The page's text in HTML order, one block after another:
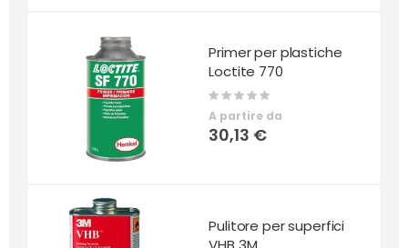
Primer per plastiche
Loctite 770
Rating:
0%
A partire da
30,13 €
Pulitore per superfici